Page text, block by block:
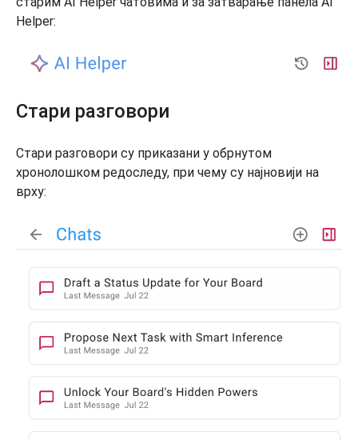
Helper:
Стари разговори
Стари разговори су приказани у обрнутом
хронолошком редоследу, при чему су најновији на
врху: